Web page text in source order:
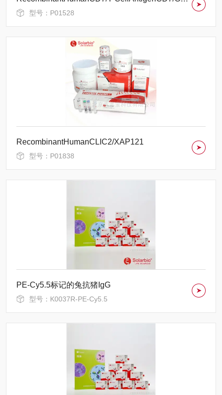
型号：P01528
RecombinantHumanCLIC2/XAP121
型号：P01838
PE-Cy5.5标记的兔抗猪IgG
型号：K0037R-PE-Cy5.5